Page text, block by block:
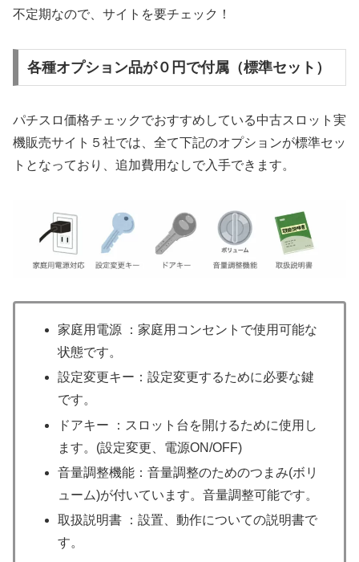
不定期なので、サイトを要チェック！
各種オプション品が０円で付属（標準セット）
パチスロ価格チェックでおすすめしている中古スロット実
機販売サイト５社では、全て下記のオプションが標準セッ
トとなっており、追加費用なしで入手できます。
家庭用電源 ：家庭用コンセントで使用可能な
状態です。
設定変更キー：設定変更するために必要な鍵
です。
ドアキー ：スロット台を開けるために使用し
ます。(設定変更、電源ON/OFF)
音量調整機能：音量調整のためのつまみ(ボリ
ューム)が付いています。音量調整可能です。
取扱説明書 ：設置、動作についての説明書で
す。